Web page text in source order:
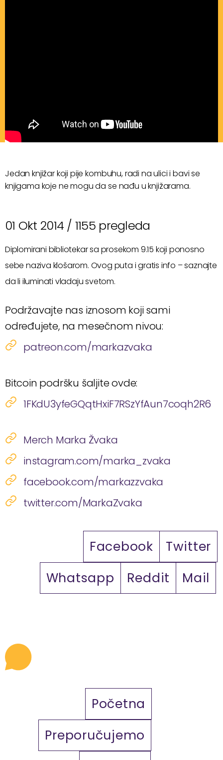
Jedan knjižar koji pije kombuhu, radi na ulici i bavi se
knjigama koje ne mogu da se nađu u knjižarama.
01 Okt 2014 / 1155 pregleda
Diplomirani bibliotekar sa prosekom 9.15 koji ponosno
sebe naziva klošarom. Ovog puta i gratis info – saznajte
da li iluminati vladaju svetom.
Podržavajte nas iznosom koji sami
određujete, na mesečnom nivou:
patreon.com/markazvaka
Bitcoin podršku šaljite ovde:
1FKdU3yfeGQqtHxiF7RSzYfAun7coqh2R6
Merch Marka Žvaka
instagram.com/marka_zvaka
facebook.com/markazzvaka
twitter.com/MarkaZvaka
Facebook
Twitter
Whatsapp
Reddit Mail
Početna
Preporučujemo